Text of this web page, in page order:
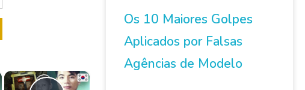
×
Os 10 Maiores Golpes
Aplicados por Falsas
Agências de Modelo